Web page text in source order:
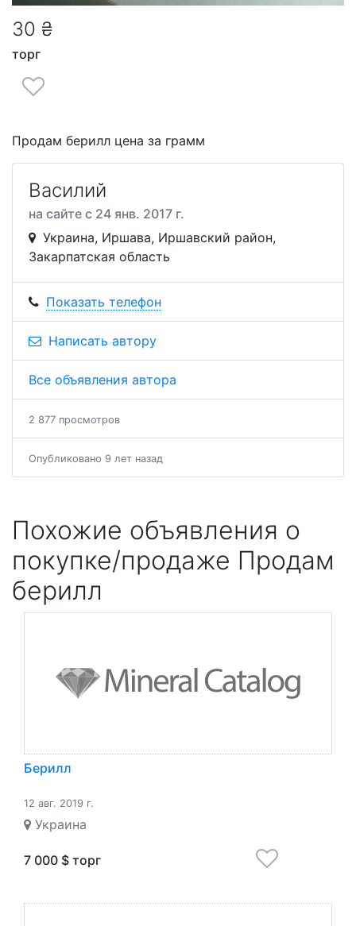
30 ₴
торг
Продам берилл цена за грамм
Василий
на сайте с 24 янв. 2017 г.
Украина, Иршава, Иршавский район,
Закарпатская область
Показать телефон
Написать автору
Все объявления автора
2 877 просмотров
Опубликовано 9 лет назад
Похожие объявления о
покупке/продаже Продам
берилл
Берилл
12 авг. 2019 г.
Украина
7 000 $ торг